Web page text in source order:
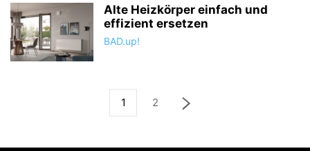
Alte Heizkörper einfach und
effizient ersetzen
BAD.up!
1 2